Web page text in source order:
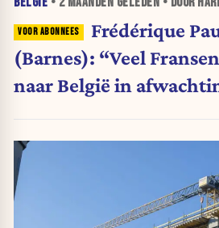
Frédérique
(Barnes): “Veel
naar België in